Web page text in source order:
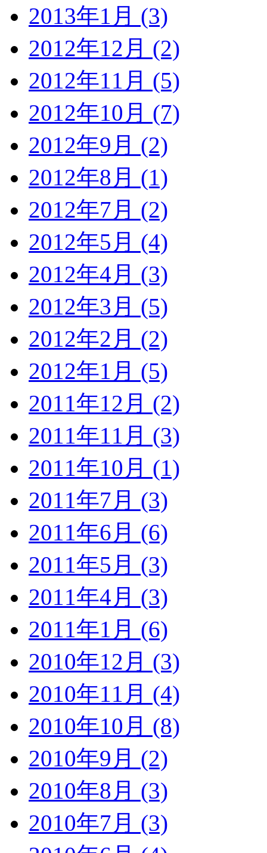
2013年1月 (3)
2012年12月 (2)
2012年11月 (5)
2012年10月 (7)
2012年9月 (2)
2012年8月 (1)
2012年7月 (2)
2012年5月 (4)
2012年4月 (3)
2012年3月 (5)
2012年2月 (2)
2012年1月 (5)
2011年12月 (2)
2011年11月 (3)
2011年10月 (1)
2011年7月 (3)
2011年6月 (6)
2011年5月 (3)
2011年4月 (3)
2011年1月 (6)
2010年12月 (3)
2010年11月 (4)
2010年10月 (8)
2010年9月 (2)
2010年8月 (3)
2010年7月 (3)